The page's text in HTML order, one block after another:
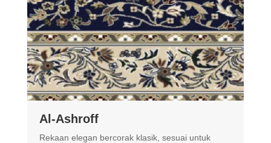
Al-Ashroff
Rekaan elegan bercorak klasik, sesuai untuk